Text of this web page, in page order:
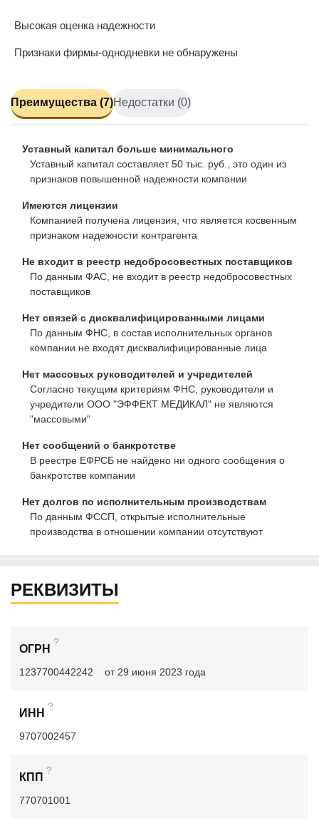
Высокая оценка надежности
Признаки фирмы-однодневки не обнаружены
Преимущества (7)Недостатки (0)
Уставный капитал больше минимального
Уставный капитал составляет 50 тыс. руб., это один из
признаков повышенной надежности компании
Имеются лицензии
Компанией получена лицензия, что является косвенным
признаком надежности контрагента
Не входит в реестр недобросовестных поставщиков
По данным ФАС, не входит в реестр недобросовестных
поставщиков
Нет связей с дисквалифицированными лицами
По данным ФНС, в состав исполнительных органов
компании не входят дисквалифицированные лица
Нет массовых руководителей и учредителей
Согласно текущим критериям ФНС, руководители и
учредители ООО "ЭФФЕКТ МЕДИКАЛ" не являются
"массовыми"
Нет сообщений о банкротстве
В реестре ЕФРСБ не найдено ни одного сообщения о
банкротстве компании
Нет долгов по исполнительным производствам
По данным ФССП, открытые исполнительные
производства в отношении компании отсутствуют
РЕКВИЗИТЫ
ОГРН
?
1237700442242 от 29 июня 2023 года
ИНН
?
9707002457
КПП
?
770701001